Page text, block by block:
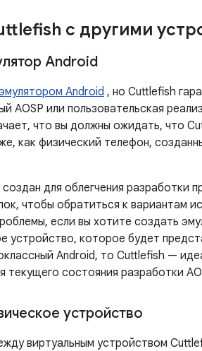
с другими
Android
Android , но Cuttlefish
AOSP или пользовательская
что вы должны ожидать, что
как физический телефон,
для облегчения разработки
чтобы обратиться к вариантам
если вы хотите создать
устройство, которое будет
Android, то Cuttlefish —
текущего состояния разработки
устройство
виртуальным устройством